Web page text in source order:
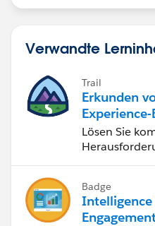
Verwandte
Trail
Erkunden
Experience-
Dashboards
Lösen Sie
Badge